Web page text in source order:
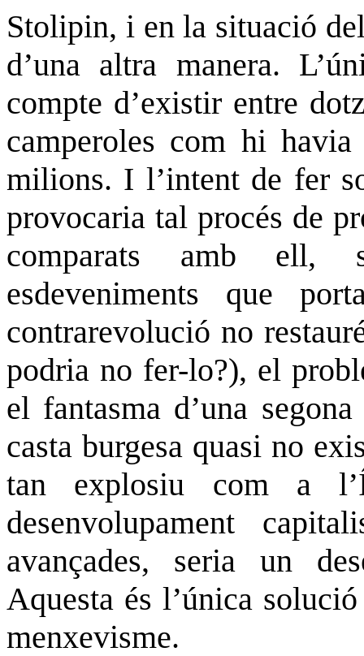
Stolipin, i en la situació
d’una altra manera.
compte d’existir entre
camperoles com hi
milions. I l’intent de fer
provocaria tal procés de
comparats amb ell,
esdeveniments que
contrarevolució no
podria no fer-lo?), el
el fantasma d’una
casta burgesa quasi no
tan explosiu com a
desenvolupament
avançades, seria un
Aquesta és l’única
menxevisme.